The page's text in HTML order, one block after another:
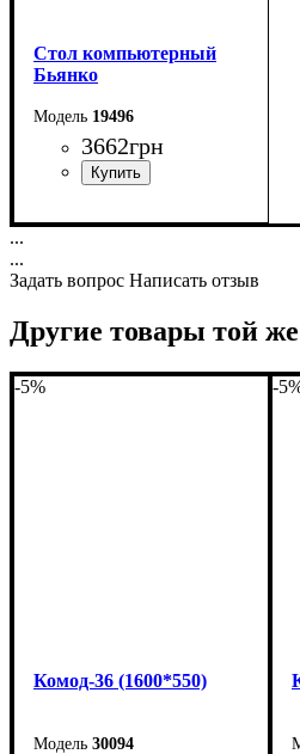
Cтол компьютерный
Бьянко
19496
3662грн
Ширина: 128 см
Глубина: 60 см
...
...
Задать вопрос Написать отзыв
Другие товары той
-5%
Комод-36 (1600*550)
30094
-